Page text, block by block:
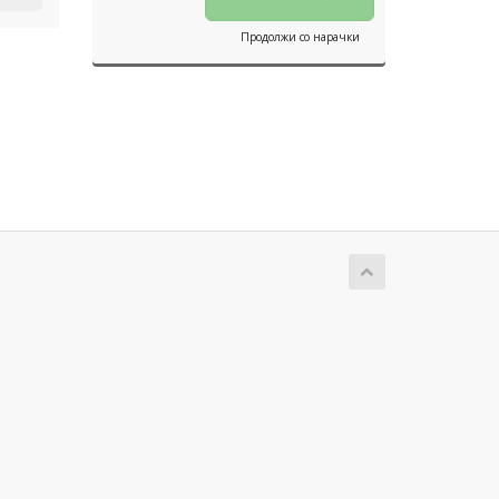
Продолжи со нарачки